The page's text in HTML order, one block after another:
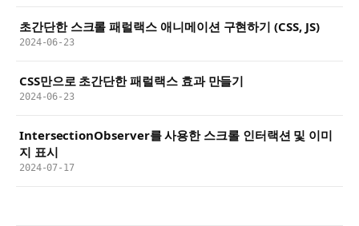
초간단한 스크롤 패럴랙스 애니메이션 구현하기 (CSS, JS)
2024-06-23
CSS만으로 초간단한 패럴랙스 효과 만들기
2024-06-23
IntersectionObserver를 사용한 스크롤 인터랙션 및 이미
지 표시
2024-07-17